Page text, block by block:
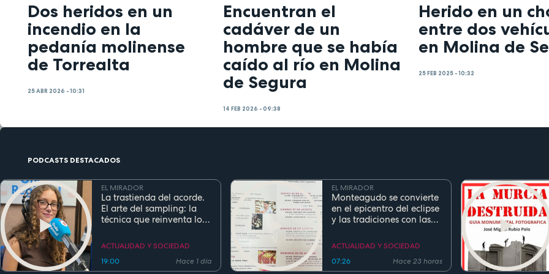
Dos heridos en un
incendio en la
pedanía molinense
de Torrealta
25 ABR 2026 - 10:31
Encuentran el
cadáver de un
hombre que se había
caído al río en Molina
de Segura
14 FEB 2026 - 09:38
Herido en un
entre dos
en Molina de
25 FEB 2025 - 10:32
PODCASTS DESTACADOS
EL MIRADOR
La trastienda del acorde.
El arte del sampling: la
técnica que reinventa los
actual
ACTUALIDAD Y SOCIEDAD
19:00
Hace 1 día
EL MIRADOR
Monteagudo se convierte
en el epicentro del eclipse
y las tradiciones con las
ACTUALIDAD Y SOCIEDAD
07:26
Hace 23 horas